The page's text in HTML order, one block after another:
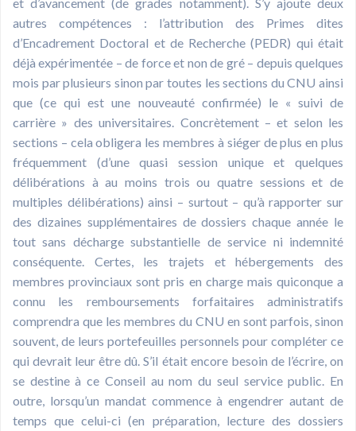
autres compétences : l’attribution des Primes dites
d’Encadrement Doctoral et de Recherche (PEDR) qui était
déjà expérimentée – de force et non de gré – depuis quelques
mois par plusieurs sinon par toutes les sections du CNU ainsi
que (ce qui est une nouveauté confirmée) le « suivi de
carrière » des universitaires. Concrètement – et selon les
sections – cela obligera les membres à siéger de plus en plus
fréquemment (d’une quasi session unique et quelques
délibérations à au moins trois ou quatre sessions et de
multiples délibérations) ainsi – surtout – qu’à rapporter sur
des dizaines supplémentaires de dossiers chaque année le
tout sans décharge substantielle de service ni indemnité
conséquente. Certes, les trajets et hébergements des
membres provinciaux sont pris en charge mais quiconque a
connu les remboursements forfaitaires administratifs
comprendra que les membres du CNU en sont parfois, sinon
souvent, de leurs portefeuilles personnels pour compléter ce
qui devrait leur être dû. S’il était encore besoin de l’écrire, on
se destine à ce Conseil au nom du seul service public. En
outre, lorsqu’un mandat commence à engendrer autant de
temps que celui-ci (en préparation, lecture des dossiers